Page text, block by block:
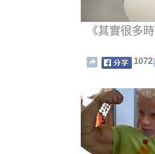
《其實很多時
1072